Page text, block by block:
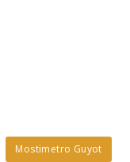
Mostimetro Guyot